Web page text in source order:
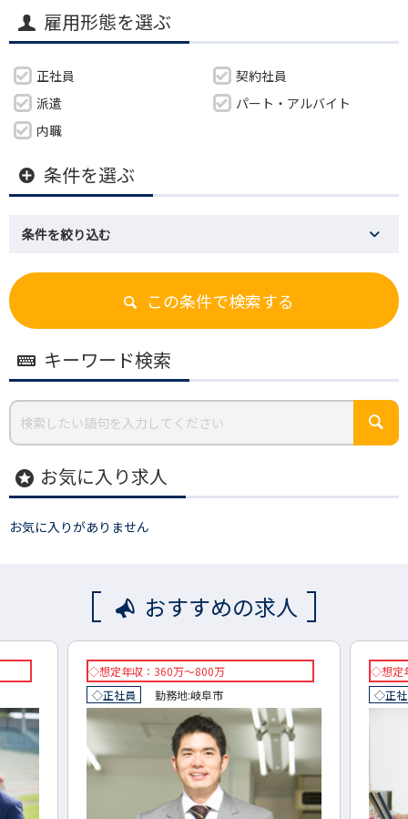
雇用形態を選ぶ
正社員
契約社員
派遣
パート・アルバイト
内職
条件を選ぶ
条件を絞り込む
この条件で検索する
キーワード検索
stars お気に入り求人
お気に入りがありません
おすすめの求人
◇想定年収：360万～800万
◇正社員
勤務地:岐阜市
◇想定
◇正